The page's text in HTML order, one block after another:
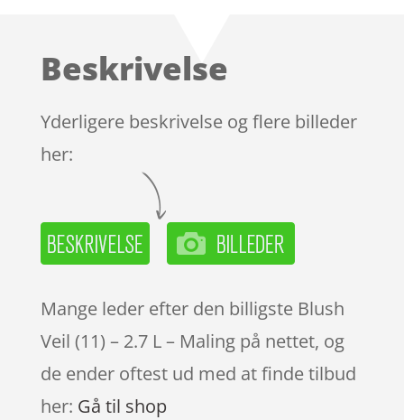
Beskrivelse
Yderligere beskrivelse og flere billeder
her:
Mange leder efter den billigste Blush
Veil (11) – 2.7 L – Maling på nettet, og
de ender oftest ud med at finde tilbud
her: Gå til shop